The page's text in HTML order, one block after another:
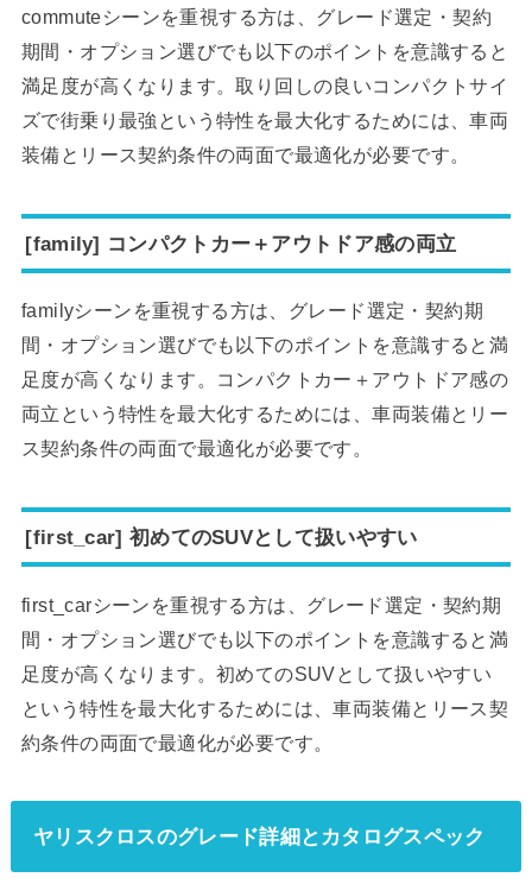
commuteシーンを重視する方は、グレード選定・契約
期間・オプション選びでも以下のポイントを意識すると
満足度が高くなります。取り回しの良いコンパクトサイ
ズで街乗り最強という特性を最大化するためには、車両
装備とリース契約条件の両面で最適化が必要です。
[family] コンパクトカー＋アウトドア感の両立
familyシーンを重視する方は、グレード選定・契約期
間・オプション選びでも以下のポイントを意識すると満
足度が高くなります。コンパクトカー＋アウトドア感の
両立という特性を最大化するためには、車両装備とリー
ス契約条件の両面で最適化が必要です。
[first_car] 初めてのSUVとして扱いやすい
first_carシーンを重視する方は、グレード選定・契約期
間・オプション選びでも以下のポイントを意識すると満
足度が高くなります。初めてのSUVとして扱いやすい
という特性を最大化するためには、車両装備とリース契
約条件の両面で最適化が必要です。
ヤリスクロスのグレード詳細とカタログスペック